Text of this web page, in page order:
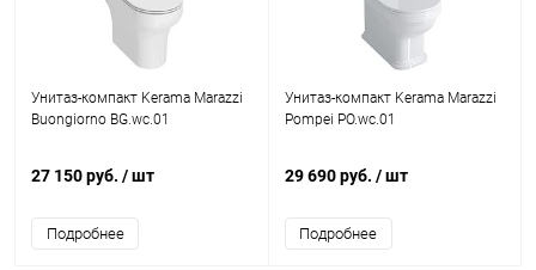
Унитаз-компакт Kerama Marazzi
Buongiorno BG.wc.01
27 150 руб. / шт
Подробнее
Унитаз-компакт Kerama Marazzi
Pompei PO.wc.01
29 690 руб. / шт
Подробнее